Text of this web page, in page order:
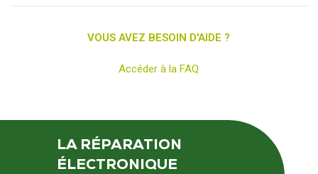
VOUS AVEZ BESOIN D'AIDE ?
Accéder à la FAQ
LA RÉPARATION
ÉLECTRONIQUE